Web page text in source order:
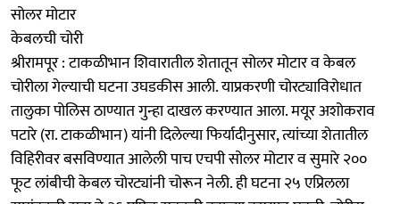
सोलर मोटार
केबलची चोरी
श्रीरामपूर : टाकळीभान शिवारातील शेतातून सोलर मोटार व केबल
चोरीला गेल्याची घटना उघडकीस आली. याप्रकरणी चोरट्याविरोधात
तालुका पोलिस ठाण्यात गुन्हा दाखल करण्यात आला. मयूर अशोकराव
पटारे (रा. टाकळीभान) यांनी दिलेल्या फिर्यादीनुसार, त्यांच्या शेतातील
विहिरीवर बसविण्यात आलेली पाच एचपी सोलर मोटार व सुमारे २००
फूट लांबीची केबल चोरट्यांनी चोरून नेली. ही घटना २५ एप्रिलला